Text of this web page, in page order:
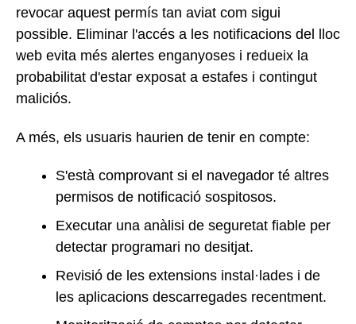
revocar aquest permís tan aviat com sigui
possible. Eliminar l'accés a les notificacions del lloc
web evita més alertes enganyoses i redueix la
probabilitat d'estar exposat a estafes i contingut
maliciós.
A més, els usuaris haurien de tenir en compte:
S'està comprovant si el navegador té altres
permisos de notificació sospitosos.
Executar una anàlisi de seguretat fiable per
detectar programari no desitjat.
Revisió de les extensions instal·lades i de
les aplicacions descarregades recentment.